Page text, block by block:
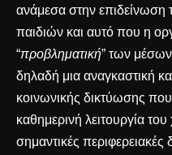
ανάμεσα στην επιδείνωση
παιδιών και αυτό που η
“προβληματική” των
δηλαδή μια αναγκαστική
κοινωνικής δικτύωσης
καθημερινή λειτουργία
σημαντικές περιφερειακές